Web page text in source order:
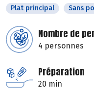
Plat principal Sans
Nombre de
4 personnes
Préparation
20 min